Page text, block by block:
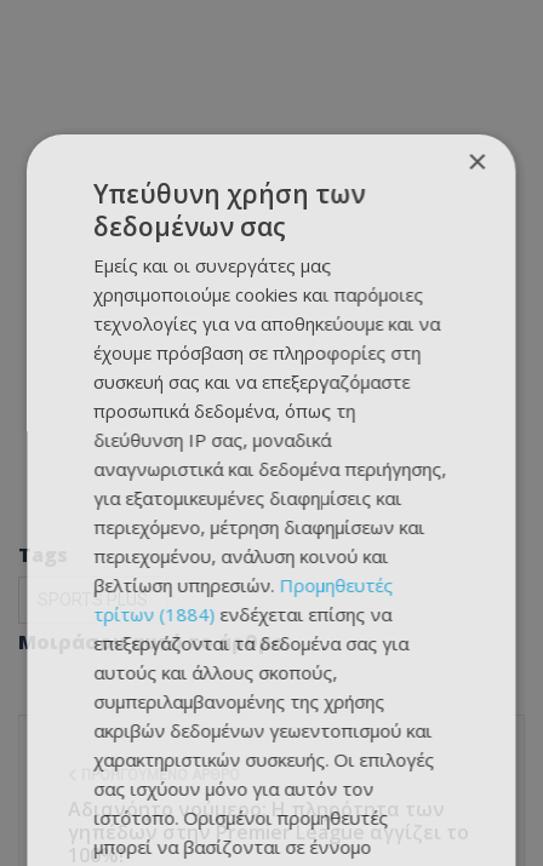
Tags
SPORTS PLUS
Μοιράσου αυτό το άρθρο
ΠΡΟΗΓΟΎΜΕΝΟ ΆΡΘΡΟ
Αδιανόητο νούμερο: Η πληρότητα των
γηπέδων στην Premier League αγγίζει το
100%!
×
Υπεύθυνη χρήση των
δεδομένων σας
Εμείς και οι συνεργάτες μας
χρησιμοποιούμε cookies και παρόμοιες
τεχνολογίες για να αποθηκεύουμε και να
έχουμε πρόσβαση σε πληροφορίες στη
συσκευή σας και να επεξεργαζόμαστε
προσωπικά δεδομένα, όπως τη
διεύθυνση IP σας, μοναδικά
αναγνωριστικά και δεδομένα περιήγησης,
για εξατομικευμένες διαφημίσεις και
περιεχόμενο, μέτρηση διαφημίσεων και
περιεχομένου, ανάλυση κοινού και
βελτίωση υπηρεσιών. Προμηθευτές
τρίτων (1884) ενδέχεται επίσης να
επεξεργάζονται τα δεδομένα σας για
αυτούς και άλλους σκοπούς,
συμπεριλαμβανομένης της χρήσης
ακριβών δεδομένων γεωεντοπισμού και
χαρακτηριστικών συσκευής. Οι επιλογές
σας ισχύουν μόνο για αυτόν τον
ιστότοπο. Ορισμένοι προμηθευτές
μπορεί να βασίζονται σε έννομο